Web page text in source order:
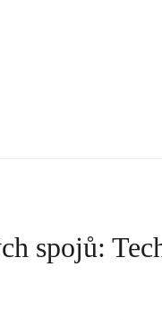
spojů: